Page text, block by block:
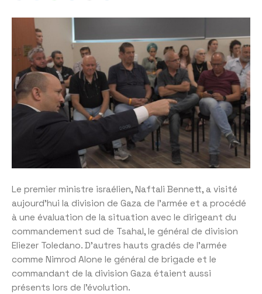
Le premier ministre israélien, Naftali Bennett, a visité
aujourd’hui la division de Gaza de l’armée et a procédé
à une évaluation de la situation avec le dirigeant du
commandement sud de Tsahal, le général de division
Eliezer Toledano. D’autres hauts gradés de l’armée
comme Nimrod Alone le général de brigade et le
commandant de la division Gaza étaient aussi
présents lors de l’évolution.